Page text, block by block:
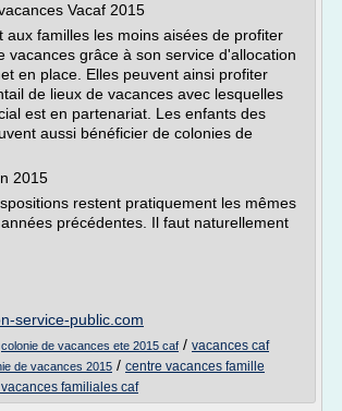
Vacaf 2015
aux familles les moins aisées de profiter
vacances grâce à son service d'allocation
en place. Elles peuvent ainsi profiter
de lieux de vacances avec lesquelles
est en partenariat. Les enfants des
aussi bénéficier de colonies de
2015
restent pratiquement les mêmes
précédentes. Il faut naturellement
service-public.com
colonie de vacances ete 2015 caf / vacances caf
de vacances 2015 / centre vacances famille
familiales caf